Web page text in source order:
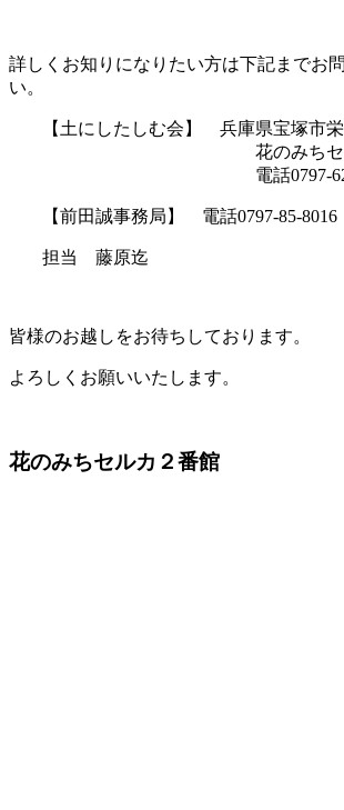
詳しくお知りになりたい方は下記までお
い。
【土にしたしむ会】 兵庫県宝塚市
花のみちセルカ２
電話0797-62-
【前田誠事務局】 電話0797-85-8016
担当 藤原迄
皆様のお越しをお待ちしております。
よろしくお願いいたします。
花のみちセルカ２番館